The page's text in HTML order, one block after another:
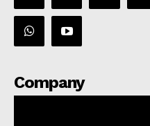
Company